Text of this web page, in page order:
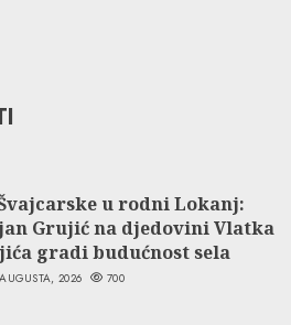
u rodni Lokanj:
Grujić na djedovini Vlatka
gradi budućnost sela
2026 700